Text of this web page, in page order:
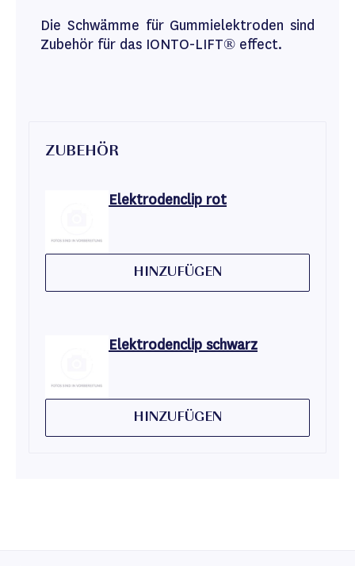
Die Schwämme für Gummielektroden sind
Zubehör für das IONTO-LIFT® effect.
ZUBEHÖR
Elektrodenclip rot
HINZUFÜGEN
Elektrodenclip schwarz
HINZUFÜGEN